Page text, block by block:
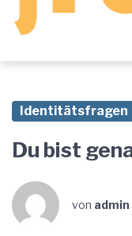
Identitätsfragen
Du bist
von admin